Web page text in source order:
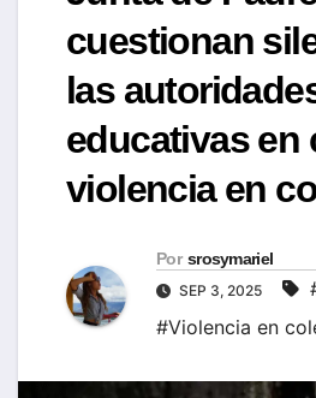
cuestionan
las
educativas en
violencia en
Por srosymariel
SEP 3, 2025
#Violencia en